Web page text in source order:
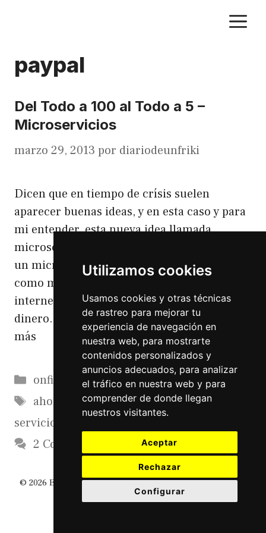
Utilizamos cookies
Usamos cookies y otras técnicas
de rastreo para mejorar tu
experiencia de navegación en
nuestra web, para mostrarte
contenidos personalizados y
anuncios adecuados, para analizar
el tráfico en nuestra web y para
comprender de donde llegan
nuestros visitantes.
Aceptar
Rechazar
Configurar
paypal
Del Todo a 100 al Todo a 5 –
Microservicios
marzo 29, 2013 por diariodeunfriki
Dicen que en tiempo de crísis suelen
aparecer buenas ideas, y en esta caso y para
mi entender, esta nueva idea llamada
microservicios es un gran acierto. ¿Que es
un microservicio? Podríamos decir que son
como minitrabajos que tu contratas por
internet a cambio de pequeñas sumas de
dinero. Con la cantidad de paro que …
más
Categorías
onfire
Etiquetas
ahorro microservicios,paro ,paypal
servicios
2 Comments
© 2026 El Diario De Un Friki• Creado conGeneratePress